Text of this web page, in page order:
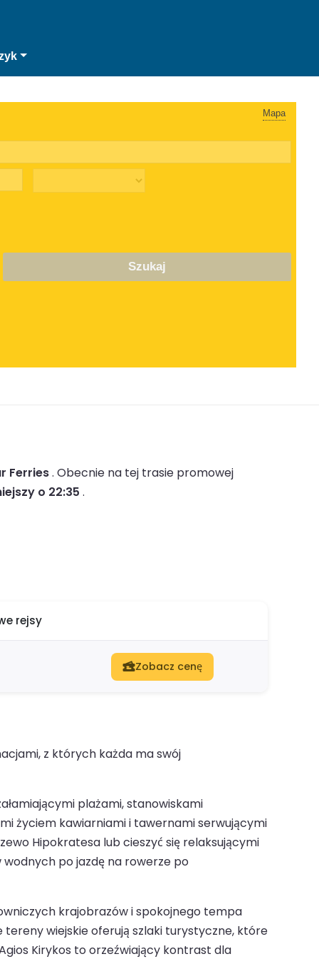
Mapa
Szukaj
Ferries. Obecnie na tej trasie promowej
o 22:35 .
rejsy
Zobacz cenę
z których każda ma swój
plażami, stanowiskami
życiem kawiarniami i tawernami serwującymi
Hipokratesa lub cieszyć się relaksującymi
po jazdę na rowerze po
krajobrazów i spokojnego tempa
wiejskie oferują szlaki turystyczne, które
Kirykos to orzeźwiający kontrast dla